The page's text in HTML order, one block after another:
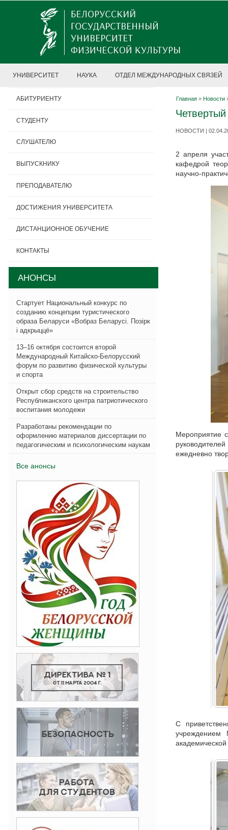
УНИВЕРСИТЕТ НАУКА ОТДЕЛ МЕЖДУНАРОДНЫХ СВЯЗЕЙ
Главная » Новости
НОВОСТИ |
2 апреля
кафедрой
научно-
Мероприятие
ежедневно
С
учреждением
академической
АБИТУРИЕНТУ
СТУДЕНТУ
СЛУШАТЕЛЮ
ВЫПУСКНИКУ
ПРЕПОДАВАТЕЛЮ
ДОСТИЖЕНИЯ УНИВЕРСИТЕТА
ДИСТАНЦИОННОЕ ОБУЧЕНИЕ
КОНТАКТЫ
АНОНСЫ
Стартует Национальный конкурс по
созданию концепции туристического
образа Беларуси «Вобраз Беларусi. Позiрк
i адкрыццё»
13–16 октября состоится второй
Международный Китайско-Белорусский
форум по развитию физической культуры
и спорта
Открыт сбор средств на строительство
Республиканского центра патриотического
воспитания молодежи
Разработаны рекомендации по
оформлению материалов диссертации по
педагогическим и психологическим наукам
Все анонсы